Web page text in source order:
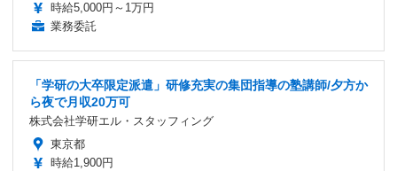
時給5,000円～1万円
業務委託
「学研の大卒限定派遣」研修充実の集団指導の塾講師/夕方か
ら夜で月収20万可
株式会社学研エル・スタッフィング
東京都
時給1,900円